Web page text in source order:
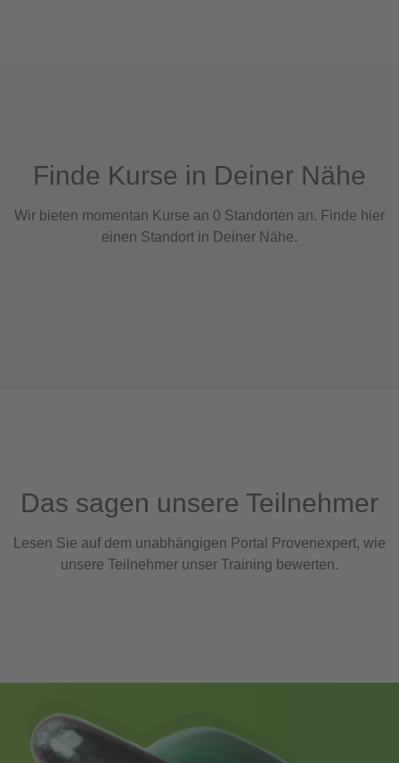
Finde Kurse in Deiner Nähe
Wir bieten momentan Kurse an 0 Standorten an. Finde hier
einen Standort in Deiner Nähe.
Das sagen unsere Teilnehmer
Lesen Sie auf dem unabhängigen Portal Provenexpert, wie
unsere Teilnehmer unser Training bewerten.